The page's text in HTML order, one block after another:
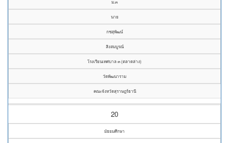
ม.๓
นาย
กชสุพัฒน์
สิงสมบูรณ์
โรงเรียนเทศบาล ๓ (ตลาดล่าง)
วัดพัฒนาราม
คณะจังหวัดสุราษฎร์ธานี
20
มัธยมศึกษา